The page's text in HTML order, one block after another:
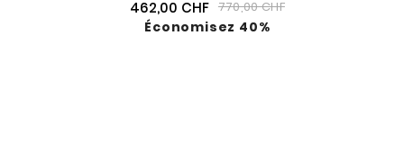
462,00 CHF 770,00 CHF
Économisez 40%